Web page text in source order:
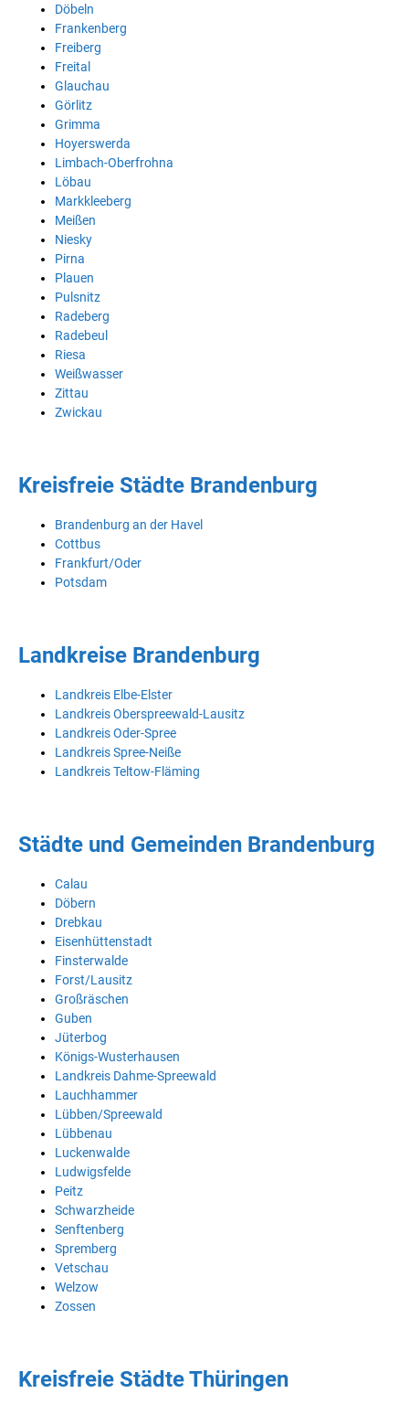
Döbeln
Frankenberg
Freiberg
Freital
Glauchau
Görlitz
Grimma
Hoyerswerda
Limbach-Oberfrohna
Löbau
Markkleeberg
Meißen
Niesky
Pirna
Plauen
Pulsnitz
Radeberg
Radebeul
Riesa
Weißwasser
Zittau
Zwickau
Kreisfreie Städte Brandenburg
Brandenburg an der Havel
Cottbus
Frankfurt/Oder
Potsdam
Landkreise Brandenburg
Landkreis Elbe-Elster
Landkreis Oberspreewald-Lausitz
Landkreis Oder-Spree
Landkreis Spree-Neiße
Landkreis Teltow-Fläming
Städte und Gemeinden Brandenburg
Calau
Döbern
Drebkau
Eisenhüttenstadt
Finsterwalde
Forst/Lausitz
Großräschen
Guben
Jüterbog
Königs-Wusterhausen
Landkreis Dahme-Spreewald
Lauchhammer
Lübben/Spreewald
Lübbenau
Luckenwalde
Ludwigsfelde
Peitz
Schwarzheide
Senftenberg
Spremberg
Vetschau
Welzow
Zossen
Kreisfreie Städte Thüringen